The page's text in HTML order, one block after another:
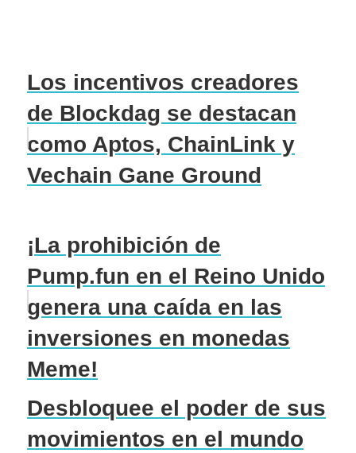
Los incentivos creadores
de Blockdag se destacan
como Aptos, ChainLink y
Vechain Gane Ground
¡La prohibición de
Pump.fun en el Reino Unido
genera una caída en las
inversiones en monedas
Meme!
Desbloquee el poder de sus
movimientos en el mundo